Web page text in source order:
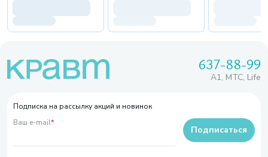
637-88-99
A1, МТС, Life
Подписка на рассылку акций и новинок
Ваш e-mail*
Подписаться